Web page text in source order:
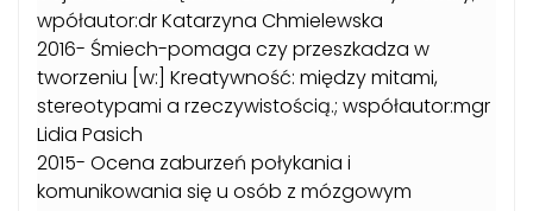
wpółautor:dr Katarzyna Chmielewska
2016- Śmiech-pomaga czy przeszkadza w
tworzeniu [w:] Kreatywność: między mitami,
stereotypami a rzeczywistością.; współautor:mgr
Lidia Pasich
2015- Ocena zaburzeń połykania i
komunikowania się u osób z mózgowym